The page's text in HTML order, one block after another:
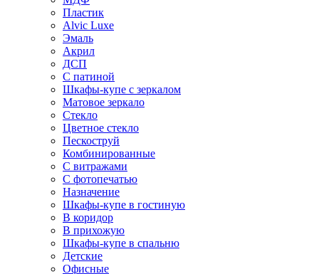
Пластик
Alvic Luxe
Эмаль
Акрил
ДСП
С патиной
Шкафы-купе с зеркалом
Матовое зеркало
Стекло
Цветное стекло
Пескоструй
Комбинированные
С витражами
С фотопечатью
Назначение
Шкафы-купе в гостиную
В коридор
В прихожую
Шкафы-купе в спальню
Детские
Офисные